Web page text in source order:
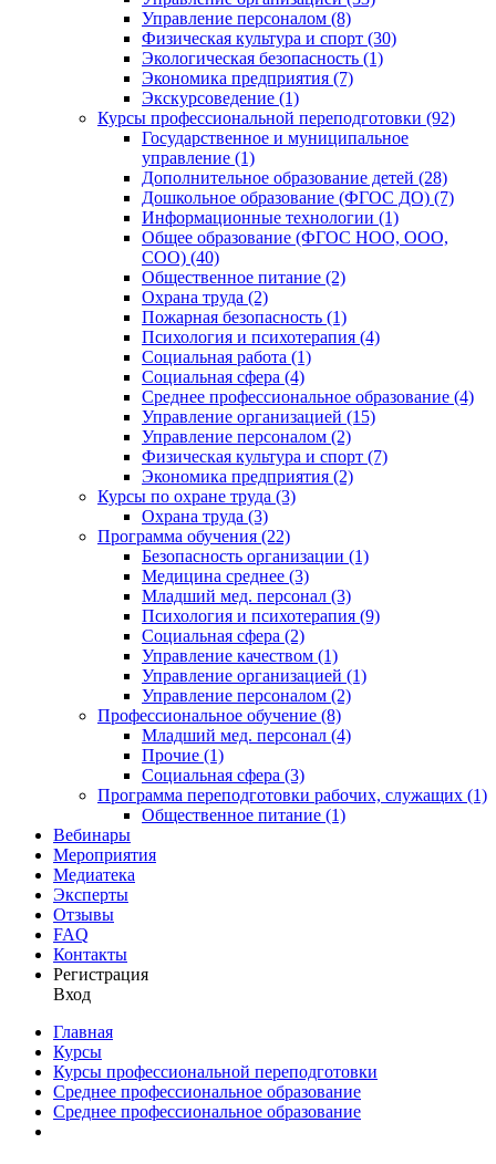
Управление персоналом (8)
Физическая культура и спорт (30)
Экологическая безопасность (1)
Экономика предприятия (7)
Экскурсоведение (1)
Курсы профессиональной переподготовки (92)
Государственное и муниципальное
управление (1)
Дополнительное образование детей (28)
Дошкольное образование (ФГОС ДО) (7)
Информационные технологии (1)
Общее образование (ФГОС НОО, ООО,
СОО) (40)
Общественное питание (2)
Охрана труда (2)
Пожарная безопасность (1)
Психология и психотерапия (4)
Социальная работа (1)
Социальная сфера (4)
Среднее профессиональное образование (4)
Управление организацией (15)
Управление персоналом (2)
Физическая культура и спорт (7)
Экономика предприятия (2)
Курсы по охране труда (3)
Охрана труда (3)
Программа обучения (22)
Безопасность организации (1)
Медицина среднее (3)
Младший мед. персонал (3)
Психология и психотерапия (9)
Социальная сфера (2)
Управление качеством (1)
Управление организацией (1)
Управление персоналом (2)
Профессиональное обучение (8)
Младший мед. персонал (4)
Прочие (1)
Социальная сфера (3)
Программа переподготовки рабочих, служащих (1)
Общественное питание (1)
Вебинары
Мероприятия
Медиатека
Эксперты
Отзывы
FAQ
Контакты
Регистрация
Вход
Главная
Курсы
Курсы профессиональной переподготовки
Среднее профессиональное образование
Среднее профессиональное образование